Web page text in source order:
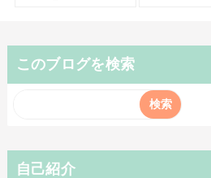
このブログを検索
自己紹介